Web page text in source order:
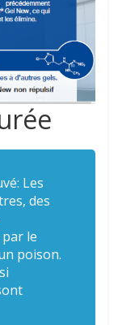
Les
des
le
poison.